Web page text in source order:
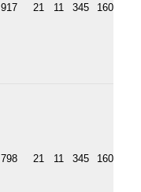
917 21 11 345 160
798 21 11 345 160